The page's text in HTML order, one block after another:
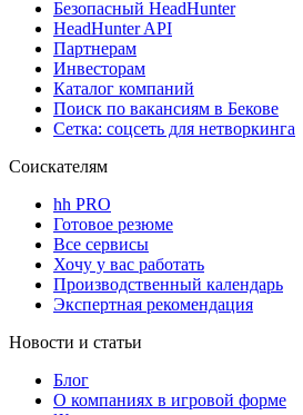
Безопасный HeadHunter
HeadHunter API
Партнерам
Инвесторам
Каталог компаний
Поиск по вакансиям в Бекове
Сетка: соцсеть для нетворкинга
Соискателям
hh PRO
Готовое резюме
Все сервисы
Хочу у вас работать
Производственный календарь
Экспертная рекомендация
Новости и статьи
Блог
О компаниях в игровой форме